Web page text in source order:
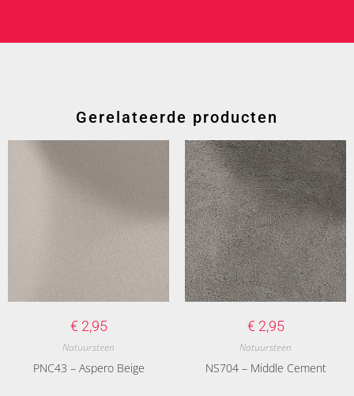
Gerelateerde producten
€ 2,95
Natuursteen
PNC43 – Aspero Beige
€ 2,95
Natuursteen
NS704 – Middle Cement